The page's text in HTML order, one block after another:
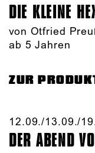
DIE KLEINE
von Otfried
ab 5 Jahren
ZUR
12.09./​13.09./​
DER ABEND